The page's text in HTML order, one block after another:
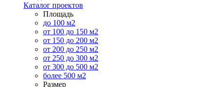
Каталог проектов
Площадь
до 100 м2
от 100 до 150 м2
от 150 до 200 м2
от 200 до 250 м2
от 250 до 300 м2
от 300 до 500 м2
более 500 м2
Размер